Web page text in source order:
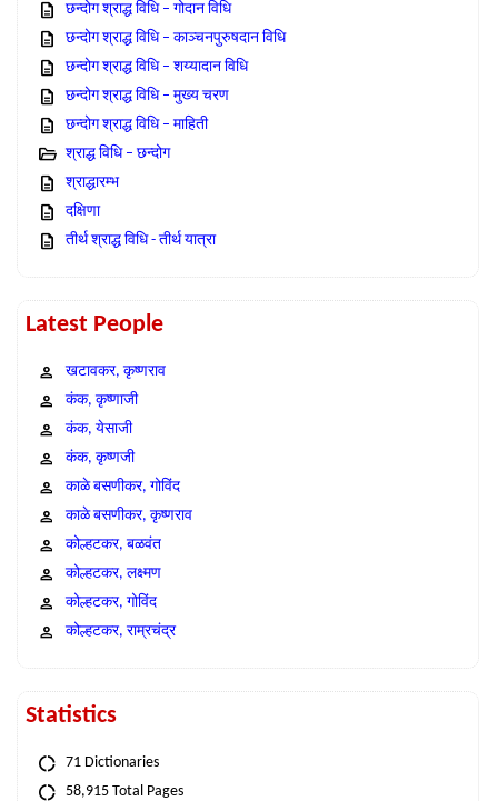
छन्दोग श्राद्ध विधि – गोदान विधि
छन्दोग श्राद्ध विधि – काञ्चनपुरुषदान विधि
छन्दोग श्राद्ध विधि – शय्यादान विधि
छन्दोग श्राद्ध विधि – मुख्य चरण
छन्दोग श्राद्ध विधि – माहिती
श्राद्ध विधि – छन्दोग
श्राद्धारम्भ
दक्षिणा
तीर्थ श्राद्ध विधि - तीर्थ यात्रा
Latest People
खटावकर, कृष्णराव
कंक, कृष्णाजी
कंक, येसाजी
कंक, कृष्णजी
काळे बसणीकर, गोविंद
काळे बसणीकर, कृष्णराव
कोल्हटकर, बळवंत
कोल्हटकर, लक्ष्मण
कोल्हटकर, गोविंद
कोल्हटकर, राम्रचंद्र
Statistics
71 Dictionaries
58,915 Total Pages